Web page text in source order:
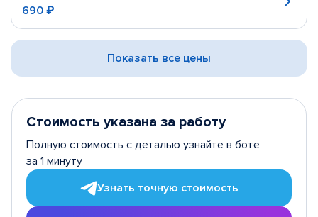
690 ₽
Показать все цены
Стоимость указана за работу
Полную стоимость с деталью узнайте в боте
за 1 минуту
Узнать точную стоимость